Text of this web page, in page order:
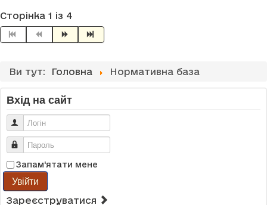
Сторінка 1 із 4
Ви тут: Головна Нормативна база
Вхід на сайт
Логін
Пароль
Запам'ятати мене
Увійти
Зареєструватися